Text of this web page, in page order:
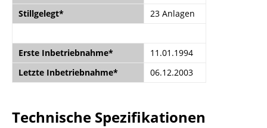
Stillgelegt*
23 Anlagen
Erste Inbetriebnahme*
11.01.1994
Letzte Inbetriebnahme*
06.12.2003
Technische Spezifikationen